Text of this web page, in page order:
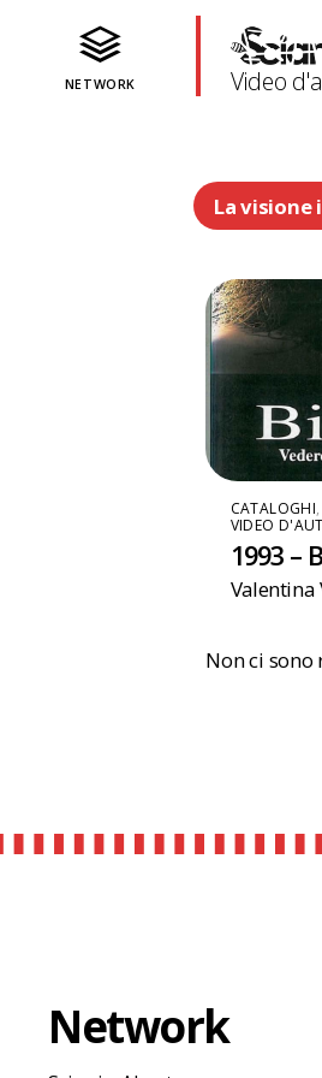
NETWORK Video
La visione
CATALOGHI,
VIDEO
1993 –
Valentina
Non ci
Network